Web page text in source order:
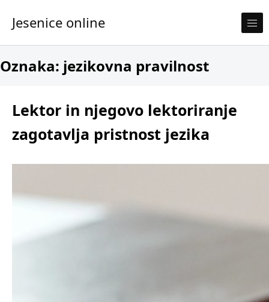
Skip to content
Jesenice online
Oznaka: jezikovna pravilnost
Lektor in njegovo lektoriranje
zagotavlja pristnost jezika